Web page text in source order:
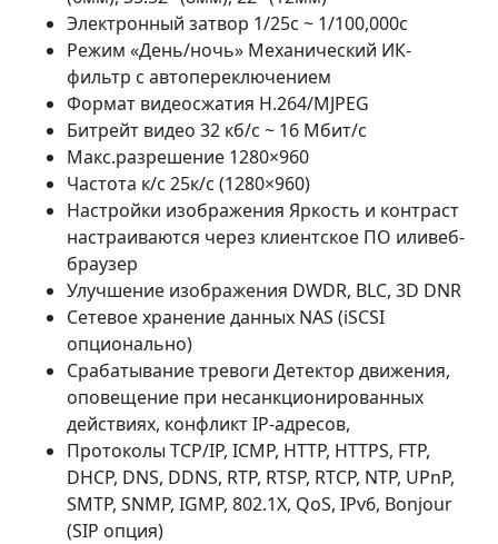
Электронный затвор 1/25с ~ 1/100,000с
Режим «День/ночь» Механический ИК-
фильтр с автопереключением
Формат видеосжатия H.264/MJPEG
Битрейт видео 32 кб/с ~ 16 Мбит/с
Макс.разрешение 1280×960
Частота к/с 25к/с (1280×960)
Настройки изображения Яркость и контраст
настраиваются через клиентское ПО иливеб-
браузер
Улучшение изображения DWDR, BLC, 3D DNR
Сетевое хранение данных NAS (iSCSI
опционально)
Срабатывание тревоги Детектор движения,
оповещение при несанкционированных
действиях, конфликт IP-адресов,
Протоколы TCP/IP, ICMP, HTTP, HTTPS, FTP,
DHCP, DNS, DDNS, RTP, RTSP, RTCP, NTP, UPnP,
SMTP, SNMP, IGMP, 802.1X, QoS, IPv6, Bonjour
(SIP опция)